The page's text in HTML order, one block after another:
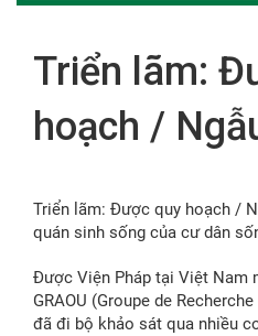
Triển lãm:
hoạch /
Triển lãm: Được quy hoạch /
quán sinh sống của cư dân
Được Viện Pháp tại Việt Nam
GRAOU (Groupe de
đã đi bộ khảo sát qua nhiều